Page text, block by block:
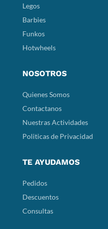
Legos
Barbies
Funkos
Hotwheels
NOSOTROS
Quienes Somos
Contactanos
Nuestras Actividades
Politicas de Privacidad
TE AYUDAMOS
Pedidos
Descuentos
Consultas